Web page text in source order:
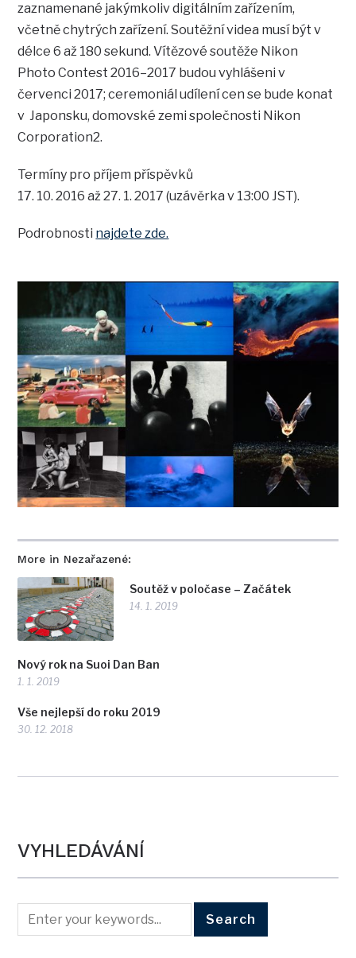
More in Nezařazené:
Soutěž v poločase – Začátek
14. 1. 2019
Nový rok na Suoi Dan Ban
1. 1. 2019
Vše nejlepší do roku 2019
30. 12. 2018
zaznamenané jakýmkoliv digitálním zařízením,
včetně chytrých zařízení. Soutěžní videa musí být v
délce 6 až 180 sekund. Vítězové soutěže Nikon
Photo Contest 2016–2017 budou vyhlášeni v
červenci 2017; ceremoniál udílení cen se bude konat
v Japonsku, domovské zemi společnosti Nikon
Corporation2.
Termíny pro příjem příspěvků
17. 10. 2016 až 27. 1. 2017 (uzávěrka v 13:00 JST).
Podrobnosti najdete zde.
VYHLEDÁVÁNÍ